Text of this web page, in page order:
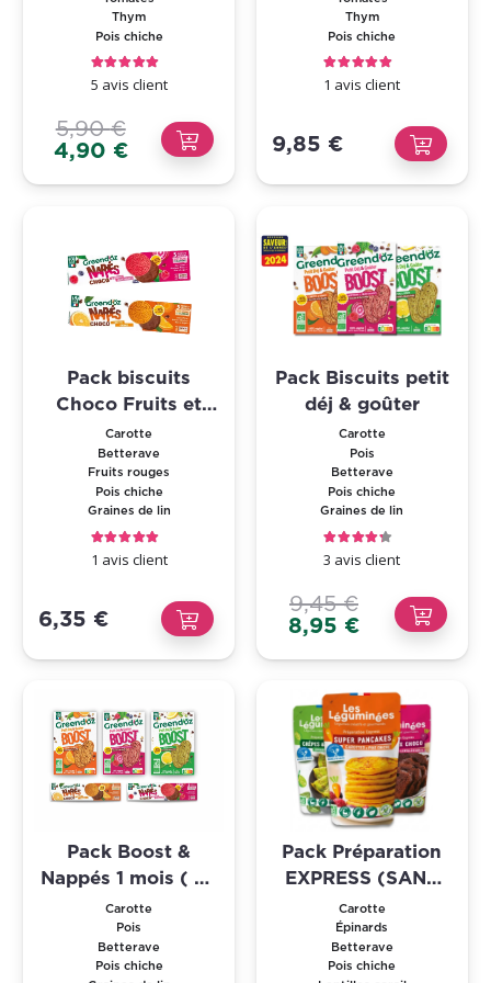
Thym
Thym
Pois chiche
Note 5.00 sur 5
5 avis client
5,90€
Le
prix
initial
4,90 €Le
actuel
Thym
Pois chiche
Note 5.00 sur 5
1 avis client
9,85 €
Pack biscuits
Choco Fruits et
Légumes 2 saveurs
Carotte
Betterave
Fruits rouges
Pois chiche
Graines de lin
Note 5.00 sur 5
1 avis client
6,35 €
Pack Biscuits petit
déj & goûter
Carotte
Pois
Betterave
Pois chiche
Graines de lin
Note 4.33 sur 5
3 avis client
9,45€
Le
prix
initial
était :
9,45 €.
8,95 €Le
actuel
est :
8,95 €.
Pack Boost &
Nappés 1 mois ( 32
portions )
Carotte
Pois
Betterave
Pois chiche
Pack Préparation
EXPRESS (SANS
GLUTEN)
Carotte
Épinards
Betterave
Pois chiche